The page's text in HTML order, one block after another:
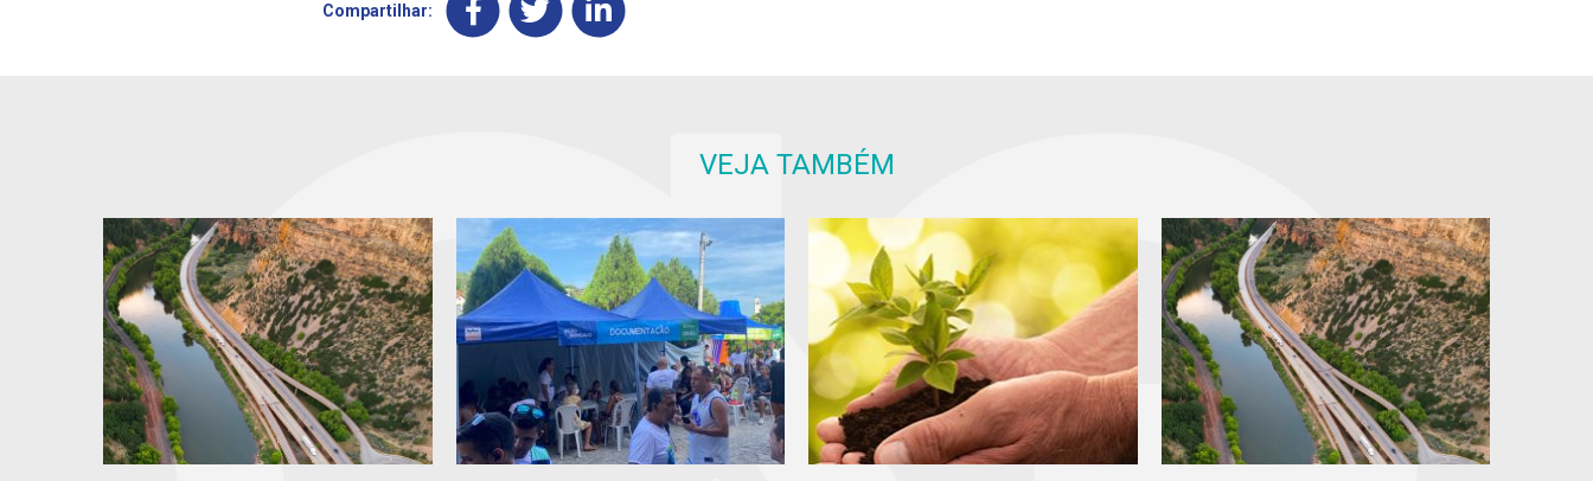
Compartilhar:
VEJA TAMBÉM